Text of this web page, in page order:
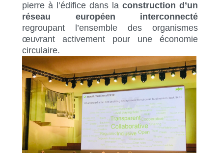
pierre à l’édifice dans la construction d’un
réseau européen interconnecté
regroupant l’ensemble des organismes
œuvrant activement pour une économie
circulaire.